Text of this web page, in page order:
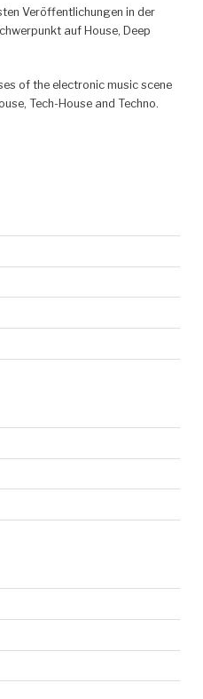
Veröffentlichungen in der
auf House, Deep
of the electronic music scene
Tech-House and Techno.